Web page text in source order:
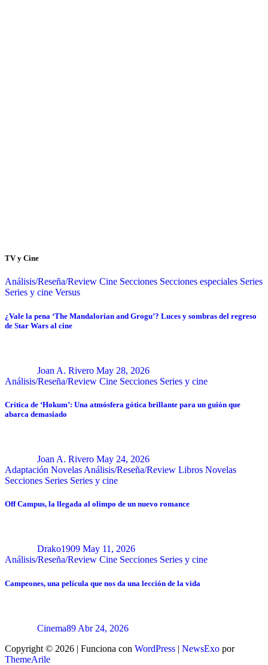
TV y Cine
Análisis/Reseña/Review Cine Secciones Secciones especiales Series
Series y cine Versus
¿Vale la pena ‘The Mandalorian and Grogu’? Luces y sombras del regreso
de Star Wars al cine
Joan A. Rivero May 28, 2026
Análisis/Reseña/Review Cine Secciones Series y cine
Crítica de ‘Hokum’: Una atmósfera gótica brillante para un guión que
abarca demasiado
Joan A. Rivero May 24, 2026
Adaptación Novelas Análisis/Reseña/Review Libros Novelas
Secciones Series Series y cine
Off Campus, la llegada al olimpo de un nuevo romance
Drako1909 May 11, 2026
Análisis/Reseña/Review Cine Secciones Series y cine
Campeones, una película que nos da una lección de la vida
Cinema89 Abr 24, 2026
Copyright © 2026 | Funciona con WordPress | NewsExo por
ThemeArile